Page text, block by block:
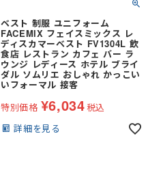
ベスト 制服 ユニフォーム
FACEMIX フェイスミックス レ
ディスカマーベスト FV1304L 飲
食店 レストラン カフェ バー ラ
ウンジ レディース ホテル ブライ
ダル ソムリエ おしゃれ かっこい
いフォーマル 接客
特別価格 ¥6,034税込
詳細を見る